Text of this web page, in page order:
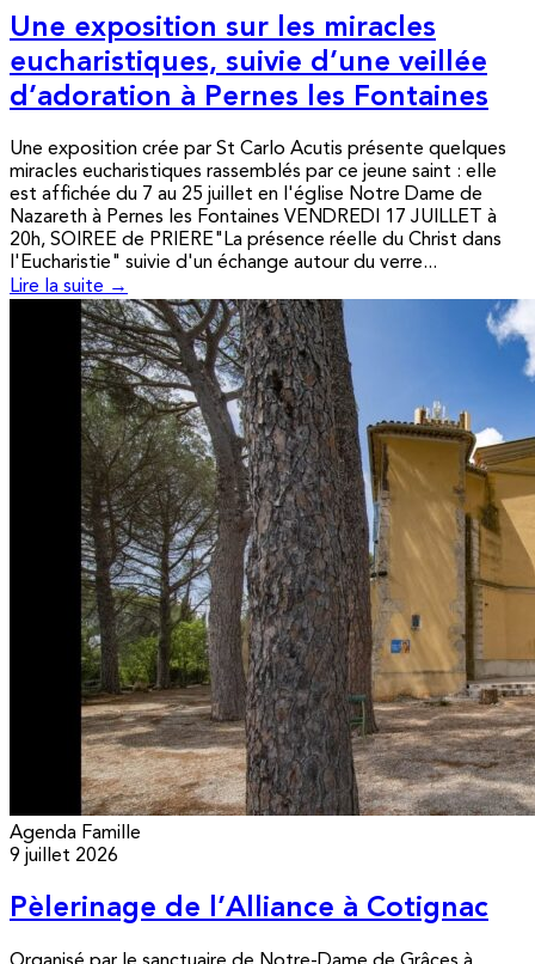
Une exposition sur les miracles
eucharistiques, suivie d’une veillée
d’adoration à Pernes les Fontaines
Une exposition crée par St Carlo Acutis présente quelques
miracles eucharistiques rassemblés par ce jeune saint : elle
est affichée du 7 au 25 juillet en l'église Notre Dame de
Nazareth à Pernes les Fontaines VENDREDI 17 JUILLET à
20h, SOIREE de PRIERE"La présence réelle du Christ dans
l'Eucharistie" suivie d'un échange autour du verre...
Lire la suite →
Agenda Famille
9 juillet 2026
Pèlerinage de l’Alliance à Cotignac